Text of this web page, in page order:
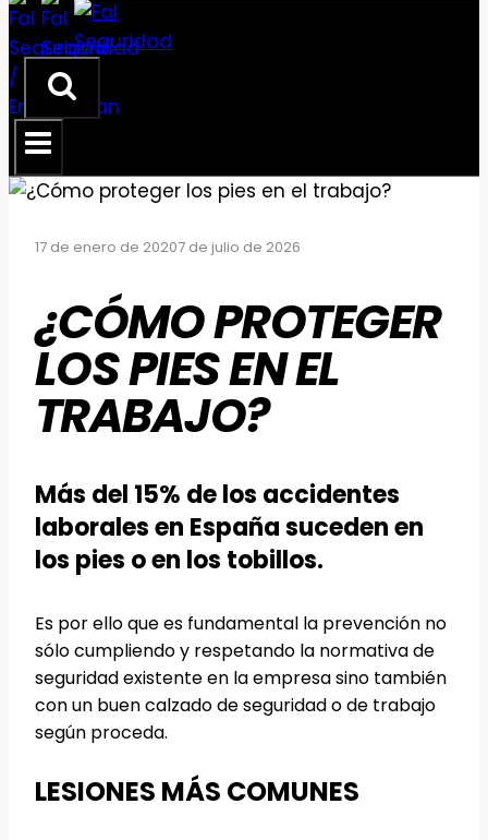
17 de enero de 20207 de julio de 2026
¿CÓMO PROTEGER
LOS PIES EN EL
TRABAJO?
Más del 15% de los accidentes
laborales en España suceden en
los pies o en los tobillos.
Es por ello que es fundamental la prevención no
sólo cumpliendo y respetando la normativa de
seguridad existente en la empresa sino también
con un buen calzado de seguridad o de trabajo
según proceda.
LESIONES MÁS COMUNES